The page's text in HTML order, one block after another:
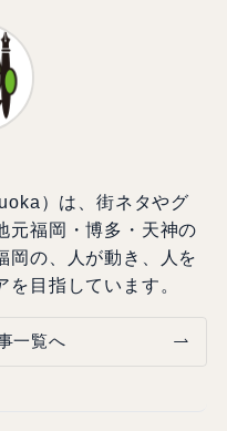
）は、街ネタやグ
元福岡・博多・天神の
岡の、人が動き、人を
目指しています。
一覧へ